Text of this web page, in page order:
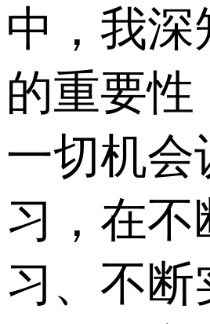
中，我深
的重要性
一切机会
习，在不
习、不断